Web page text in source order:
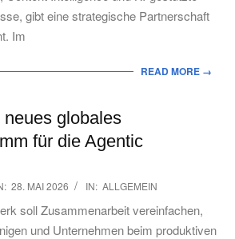
gibt eine strategische Partnerschaft
Im
READ MORE →
globales
für die Agentic
28. MAI 2026 IN: ALLGEMEIN
soll Zusammenarbeit vereinfachen,
und Unternehmen beim produktiven